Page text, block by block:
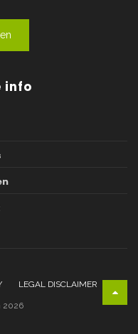
info
LEGAL DISCLAIMER
2026